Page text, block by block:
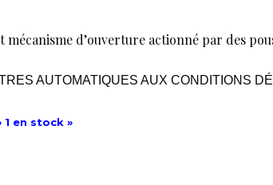
d’ouverture actionné par des
AUTOMATIQUES AUX CONDITIONS
en stock »